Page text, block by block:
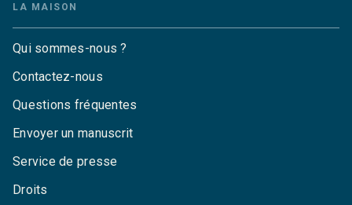
LA MAISON
Qui sommes-nous ?
Contactez-nous
Questions fréquentes
Envoyer un manuscrit
Service de presse
Droits